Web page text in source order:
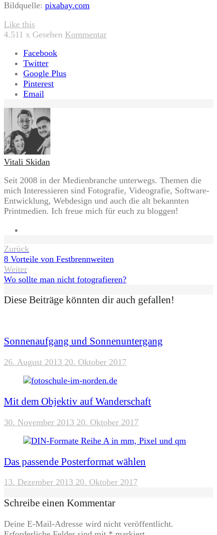
Bildquelle: pixabay.com
Like this
4.511 x Gesehen Kommentar
Facebook
Twitter
Google Plus
Pinterest
Email
Vitali Skidan
Seit 2008 in der Medienbranche unterwegs. Themen die
mich Interessieren sind Fotografie, Videografie, Software-
Entwicklung, Webdesign und auch die alt bekannten
Printmedien. Ich freue mich für euch zu bloggen!
Beitragsnavigation
Zurück
8 Vorteile von Festbrennweiten
Weiter
Wo sollte man nicht fotografieren?
Diese Beiträge könnten dir auch gefallen!
Sonnenaufgang und Sonnenuntergang
26. August 2013 20. Oktober 2017
Mit dem Objektiv auf Wanderschaft
30. November 2013 20. Oktober 2017
Das passende Posterformat wählen
13. Dezember 2013 20. Oktober 2017
Schreibe einen Kommentar
Deine E-Mail-Adresse wird nicht veröffentlicht.